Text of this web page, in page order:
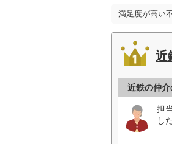
満足度が高い
近
近鉄の仲介
担
し